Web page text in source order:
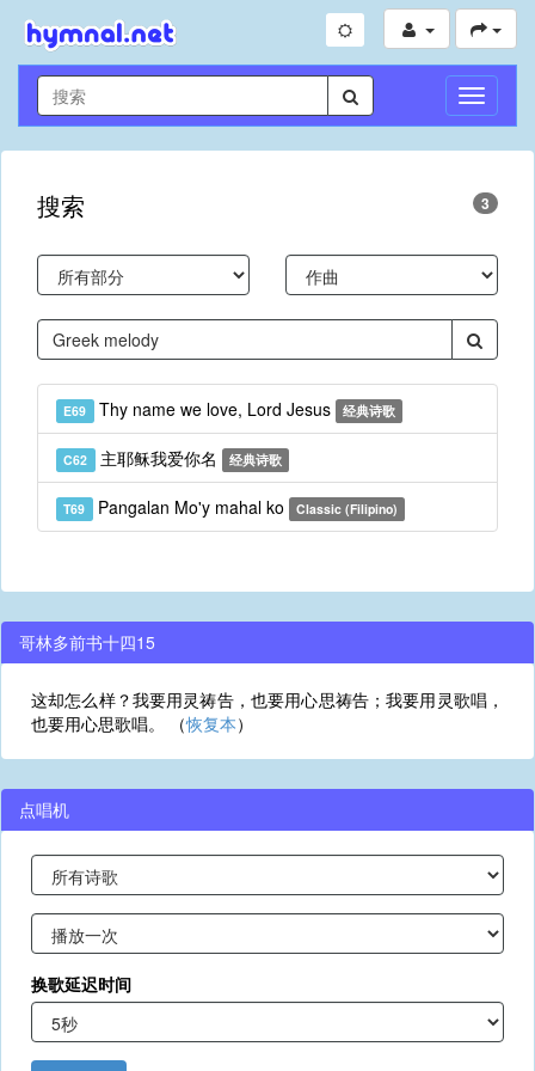
切
换
导
搜索 3
E69 Thy name we love, Lord Jesus 经典诗歌
C62 主耶稣我爱你名 经典诗歌
T69 Pangalan Mo'y mahal ko Classic (Filipino)
哥林多前书十四15
这却怎么样？我要用灵祷告，也要用心思祷告；我要用灵歌唱，
也要用心思歌唱。 （恢复本）
点唱机
换歌延迟时间